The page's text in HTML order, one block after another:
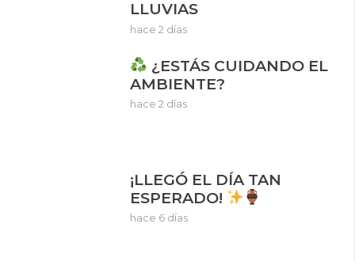
LLUVIAS
hace 2 días
¿ESTÁS CUIDANDO EL
AMBIENTE?
hace 2 días
¡LLEGÓ EL DÍA TAN
ESPERADO!
hace 6 días